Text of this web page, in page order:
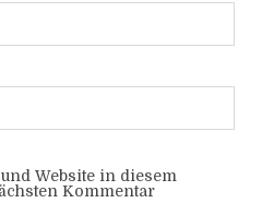
Website in diesem
Kommentar